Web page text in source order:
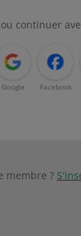
ou continuer
Google Facebook
membre ?